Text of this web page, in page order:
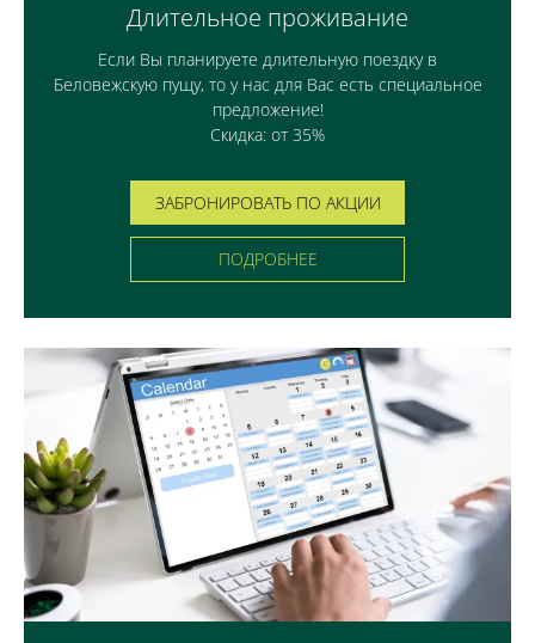
Длительное проживание
Если Вы планируете длительную поездку в
Беловежскую пущу, то у нас для Вас есть специальное
предложение!
Скидка: от 35%
ЗАБРОНИРОВАТЬ ПО АКЦИИ
ПОДРОБНЕЕ